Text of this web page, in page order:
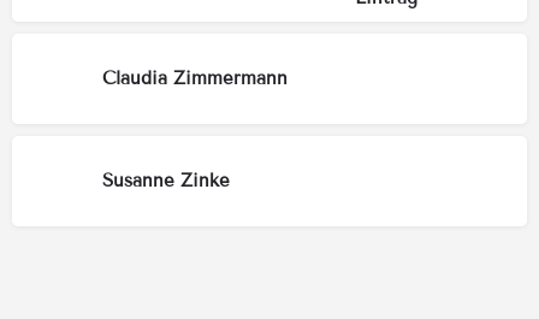
Claudia Zimmermann
Susanne Zinke